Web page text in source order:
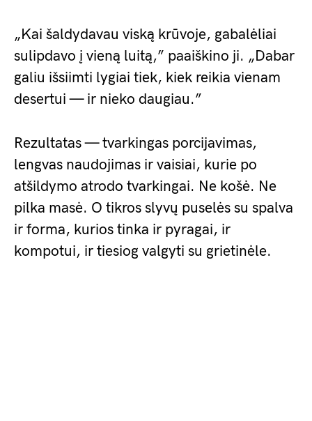
„Kai šaldydavau viską krūvoje, gabalėliai
sulipdavo į vieną luitą,” paaiškino ji. „Dabar
galiu išsiimti lygiai tiek, kiek reikia vienam
desertui — ir nieko daugiau.”
Rezultatas — tvarkingas porcijavimas,
lengvas naudojimas ir vaisiai, kurie po
atšildymo atrodo tvarkingai. Ne košė. Ne
pilka masė. O tikros slyvų puselės su spalva
ir forma, kurios tinka ir pyragai, ir
kompotui, ir tiesiog valgyti su grietinėle.